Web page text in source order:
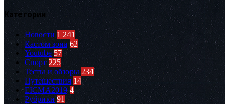
Категории
Новости 1 241
Кастом зона 62
Youtube 57
Спорт 225
Тесты и обзоры 234
Путешествия 14
EICMA2019 4
Рубрики 91